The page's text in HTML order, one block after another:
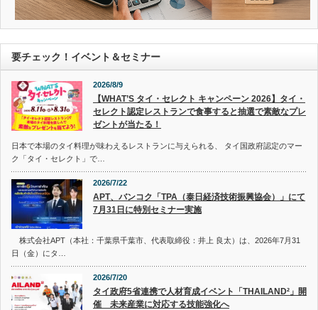
要チェック！イベント＆セミナー
2026/8/9
【WHAT’S タイ・セレクト キャンペーン 2026】タイ・
セレクト認定レストランで食事すると抽選で素敵なプレ
ゼントが当たる！
日本で本場のタイ料理が味わえるレストランに与えられる、 タイ国政府認定のマー
ク「タイ・セレクト」で…
2026/7/22
APT、バンコク「TPA（泰日経済技術振興協会）」にて
7月31日に特別セミナー実施
株式会社APT（本社：千葉県千葉市、代表取締役：井上 良太）は、2026年7月31
日（金）にタ…
2026/7/20
タイ政府5省連携で人材育成イベント「THAILAND²」開
催 未来産業に対応する技能強化へ